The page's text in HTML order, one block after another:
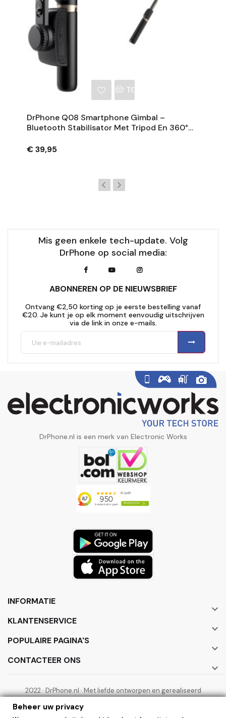
TOEVOEGEN AAN
DrPhone Q08 Smartphone Gimbal –
Bluetooth Stabilisator Met Tripod En 360°
€ 39,95
Mis geen enkele tech-update. Volg
DrPhone op social media:
ABONNEREN OP DE NIEUWSBRIEF
Ontvang €2,50 korting op je eerste bestelling vanaf
€20. Je kunt je op elk moment eenvoudig uitschrijven
via de link in onze e-mails.
DrPhone.nl is een merk van Electronic Works
INFORMATIE

KLANTENSERVICE

POPULAIRE PAGINA'S

CONTACTEER ONS

2022 · DrPhone.nl · Met liefde ontworpen en gerealiseerd
Beheer uw privacy